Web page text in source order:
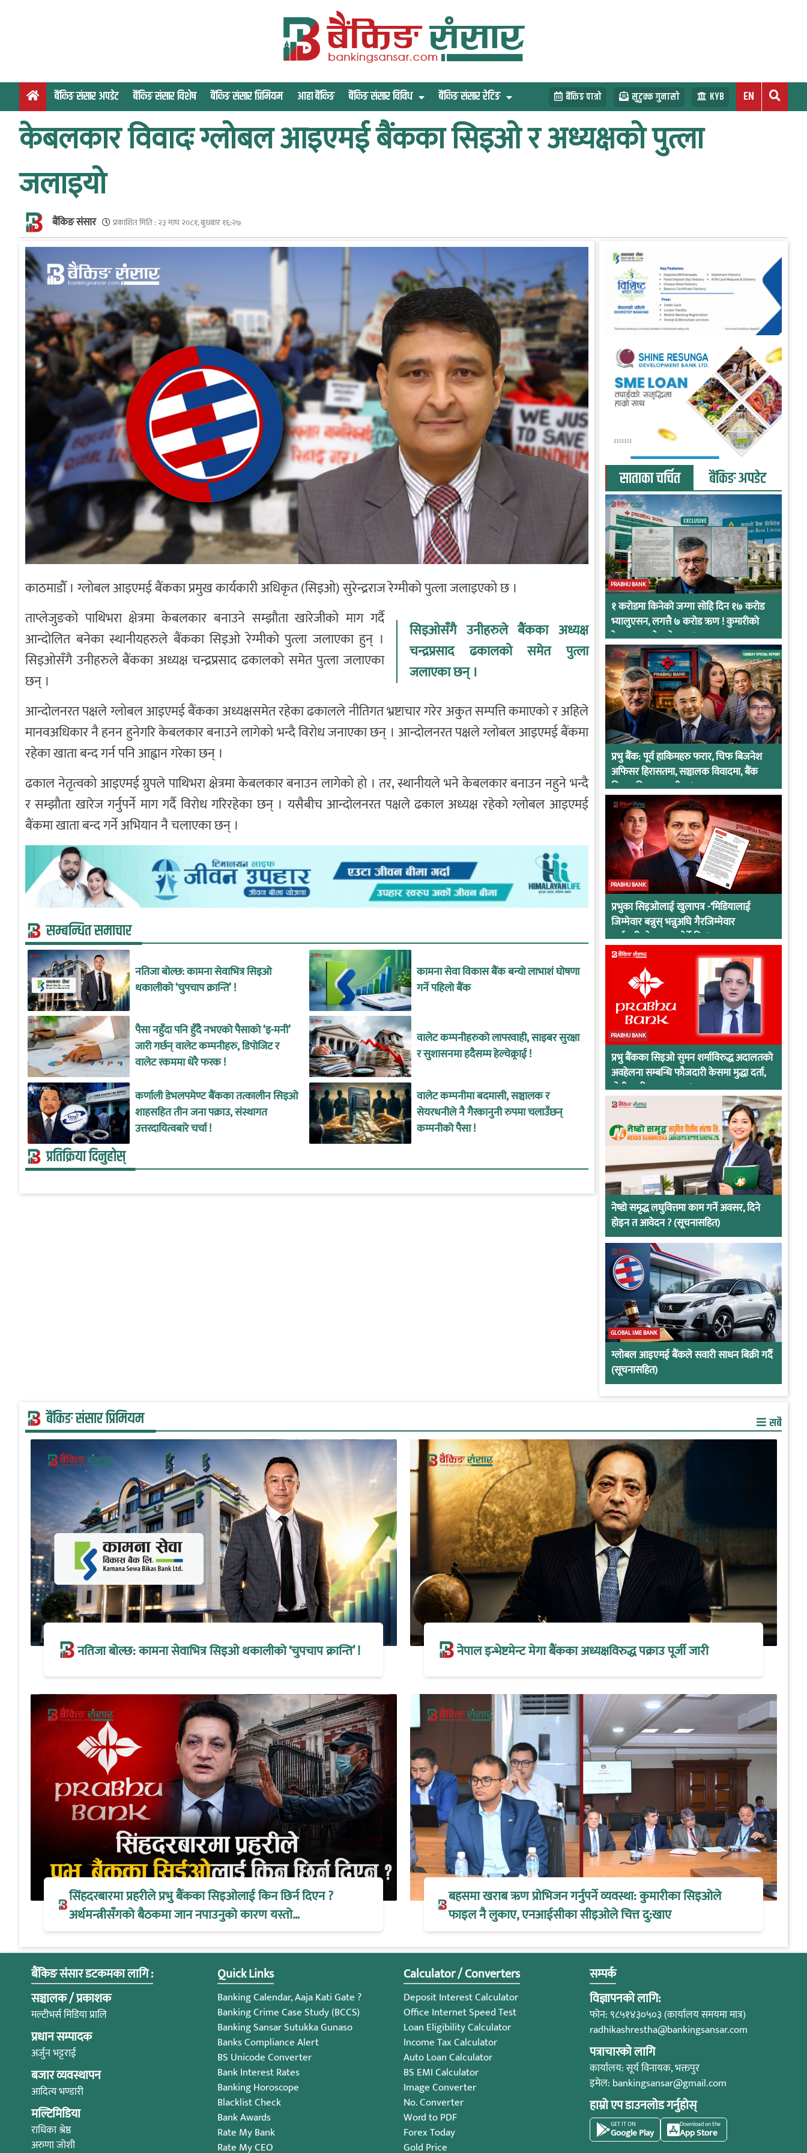
o
बैंकिङ संसार अपडेट बैंकिङ संसार विशेष बैंकिङ संसार प्रिमियम आहा बैंकिङ बैंकिङ संसार विविध बैंकिङ संसार रेटिङ बैंकिङ पात्रो सुटुक्क गुनासो KYB EN
केबलकार विवादः ग्लोबल आइएमई बैंकका सिइओ र अध्यक्षको पुत्ला
जलाइयो
बैंकिङ संसार प्रकाशित मिति :२३ माघ २०८१, बुधबार १६:२७
काठमाडौँ । ग्लोबल आइएमई बैंकका प्रमुख कार्यकारी अधिकृत (सिइओ) सुरेन्द्रराज रेग्मीको पुत्ला जलाइएको छ ।
सिइओसँगै उनीहरुले बैंकका अध्यक्ष
चन्द्रप्रसाद ढकालको समेत पुत्ला
जलाएका छन् ।
ताप्लेजुङको पाथिभरा क्षेत्रमा केबलकार बनाउने सम्झौता खारेजीको माग गर्दै
आन्दोलित बनेका स्थानीयहरुले बैंकका सिइओ रेग्मीको पुत्ला जलाएका हुन् ।
सिइओसँगै उनीहरुले बैंकका अध्यक्ष चन्द्रप्रसाद ढकालको समेत पुत्ला जलाएका
छन् ।
आन्दोलनरत पक्षले ग्लोबल आइएमई बैंकका अध्यक्षसमेत रहेका ढकालले नीतिगत भ्रष्टाचार गरेर अकुत सम्पत्ति कमाएको र अहिले
मानवअधिकार नै हनन हुनेगरि केबलकार बनाउने लागेको भन्दै विरोध जनाएका छन् । आन्दोलनरत पक्षले ग्लोबल आइएमई बैंकमा
रहेका खाता बन्द गर्न पनि आह्वान गरेका छन् ।
ढकाल नेतृत्वको आइएमई ग्रुपले पाथिभरा क्षेत्रमा केबलकार बनाउन लागेको हो । तर, स्थानीयले भने केबलकार बनाउन नहुने भन्दै
र सम्झौता खारेज गर्नुपर्ने माग गर्दै विरोध गरिरहेका छन् । यसैबीच आन्दोलनरत पक्षले ढकाल अध्यक्ष रहेको ग्लोबल आइएमई
बैंकमा खाता बन्द गर्ने अभियान नै चलाएका छन् ।
सम्बन्धित समाचार
नतिजा बोल्छ: कामना सेवाभित्र सिइओ
थकालीको ‘चुपचाप क्रान्ति’ !
कामना सेवा विकास बैंक बन्यो लाभाशं घोषणा
गर्ने पहिलो बैंक
पैसा नहुँदा पनि हुँदै नभएको पैसाको ‘इ-मनी’
जारी गर्छन् वालेट कम्पनीहरु, डिपोजिट र
वालेट रकममा धेरै फरक !
वालेट कम्पनीहरुको लापरवाही, साइबर सुरक्षा
र सुशासनमा हदैसम्म हेल्चेक्र्राई !
कर्णाली डेभलपमेण्ट बैंकका तत्कालीन सिइओ
शाहसहित तीन जना पक्राउ, संस्थागत
उत्तरदायित्वबारे चर्चा !
वालेट कम्पनीमा बदमासी, सञ्चालक र
सेयरधनीले नै गैरकानुनी रुपमा चलाउँछन्
कम्पनीको पैसा !
प्रतिक्रिया दिनुहोस्
साताका चर्चित बैंकिङ अपडेट
PRABHU BANK
१ करोडमा किनेको जग्गा सोहि दिन १७ करोड
भ्यालुएसन, लगत्तै ७ करोड ऋण ! कुमारीको
केसमा प्रभुको कनेक्सन !
प्रभु बैंक: पूर्व हाकिमहरु फरार, चिफ बिजनेश
अफिसर हिरासतमा, सञ्चालक विवादमा, बैंक
नियामकीय कारवाहीमा !
PRABHU BANK
प्रभुका सिइओलाई खुलापत्र -‘मिडियालाई
जिम्मेवार बन्नुस् भन्नुअघि गैरजिम्मेवार
कर्मचारीको व्यवहार हेर्ने कि !
PRABHU BANK
प्रभु बैंकका सिइओ सुमन शर्माविरुद्ध अदालतको
अवहेलना सम्बन्धि फौजदारी केसमा मुद्धा दर्ता,
दोषी ठहरिए जान्छ पद !
नेष्डो समृद्ध लघुवित्तमा काम गर्ने अवसर, दिने
होइन त आवेदन ? (सूचनासहित)
GLOBAL IME BANK
ग्लोबल आइएमई बैंकले सवारी साधन बिक्री गर्दै
(सूचनासहित)
बैंकिङ संसार प्रिमियम सबै
नतिजा बोल्छ: कामना सेवाभित्र सिइओ थकालीको ‘चुपचाप क्रान्ति’ ! नेपाल इन्भेष्टमेन्ट मेगा बैंकका अध्यक्षविरुद्ध पक्राउ पूर्जी जारी
सिंहदरबारमा प्रहरीले प्रभु बैंकका सिइओलाई किन छिर्न दिएन ?
अर्थमन्त्रीसँगको बैठकमा जान नपाउनुको कारण यस्तो…
बहसमा खराब ऋण प्रोभिजन गर्नुपर्ने व्यवस्था: कुमारीका सिइओले
फाइल नै लुकाए, एनआईसीका सीइओले चित्त दु:खाए
बैंकिङ संसार डटकमका लागि :
सञ्चालक / प्रकाशक
मल्टीभर्स मिडिया प्रालि
प्रधान सम्पादक
अर्जुन भट्टराई
बजार व्यवस्थापन
आदित्य भण्डारी
मल्टिमिडिया
राधिका श्रेष्ठ
अरुणा जोशी
Quick Links
Banking Calendar, Aaja Kati Gate ?
Banking Crime Case Study (BCCS)
Banking Sansar Sutukka Gunaso
Banks Compliance Alert
BS Unicode Converter
Bank Interest Rates
Banking Horoscope
Blacklist Check
Bank Awards
Rate My Bank
Rate My CEO
Calculator / Converters
Deposit Interest Calculator
Office Internet Speed Test
Loan Eligibility Calculator
Income Tax Calculator
Auto Loan Calculator
BS EMI Calculator
Image Converter
No. Converter
Word to PDF
Forex Today
Gold Price
सम्पर्क
विज्ञापनको लागि:
फोन: ९८५१४३०५०३ (कार्यालय समयमा मात्र)
radhikashrestha@bankingsansar.com
पत्राचारको लागि
कार्यालय: सूर्य विनायक, भक्तपुर
इमेल: bankingsansar@gmail.com
हाम्रो एप डाउनलोड गर्नुहोस्
GET IT ON
Google Play
Download on the
App Store